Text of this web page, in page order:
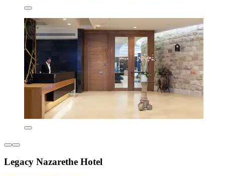
Legacy Nazarethe Hotel